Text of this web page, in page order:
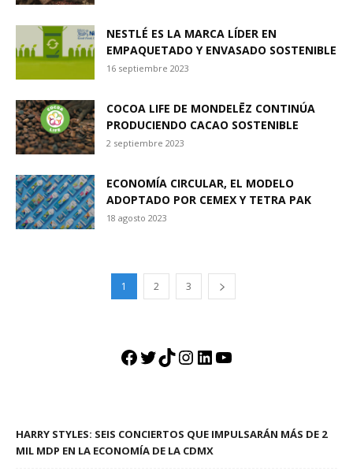
NESTLÉ ES LA MARCA LÍDER EN
EMPAQUETADO Y ENVASADO SOSTENIBLE
16 septiembre 2023
COCOA LIFE DE MONDELĒZ CONTINÚA
PRODUCIENDO CACAO SOSTENIBLE
2 septiembre 2023
ECONOMÍA CIRCULAR, EL MODELO
ADOPTADO POR CEMEX Y TETRA PAK
18 agosto 2023
1 2 3
Facebook
Twitter
TikTok
Instagram
LinkedIn
YouTube
HARRY STYLES: SEIS CONCIERTOS QUE IMPULSARÁN MÁS DE 2
MIL MDP EN LA ECONOMÍA DE LA CDMX